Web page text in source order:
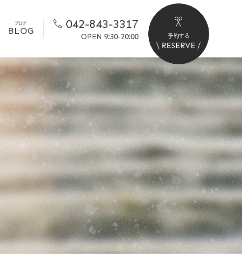
ブログ
BLOG
042-843-3317
OPEN 9:30-20:00 予約する
RESERVE